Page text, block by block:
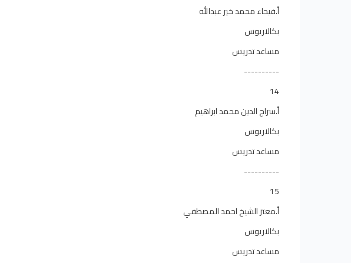
أ.فيحاء محمد خير عبدالله
بكالاريوس
مساعد تدريس
----------
14
أ.سراج الدين محمد ابراهيم
بكالاريوس
مساعد تدريس
----------
15
أ.معتز الشيخ احمد المصطفي
بكالاريوس
مساعد تدريس